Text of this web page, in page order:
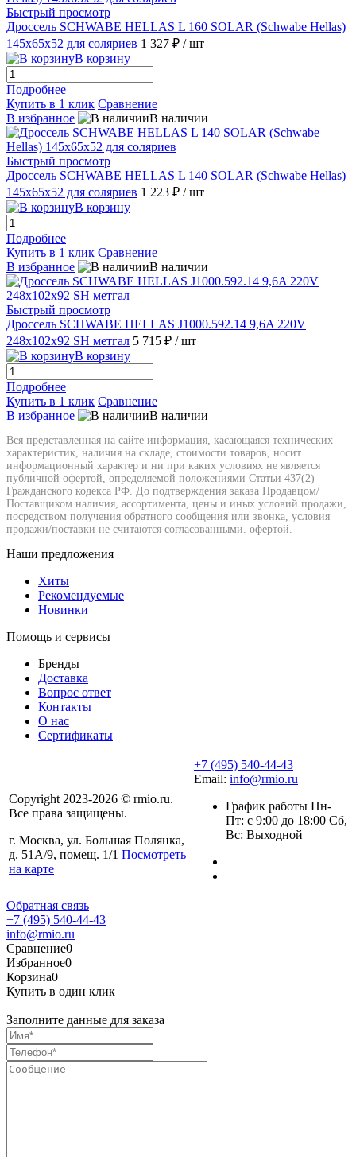
Быстрый просмотр
Дроссель SCHWABE HELLAS L 160 SOLAR (Schwabe Hellas)
145x65x52 для соляриев 1 327 ₽ / шт
В корзину
Подробнее
Купить в 1 клик Сравнение
В избранное
В наличии
Быстрый просмотр
Дроссель SCHWABE HELLAS L 140 SOLAR (Schwabe Hellas)
145x65x52 для соляриев 1 223 ₽ / шт
В корзину
Подробнее
Купить в 1 клик Сравнение
В избранное
В наличии
Быстрый просмотр
Дроссель SCHWABE HELLAS J1000.592.14 9,6A 220V
248x102x92 SH метгал 5 715 ₽ / шт
В корзину
Подробнее
Купить в 1 клик Сравнение
В избранное
В наличии
Вся представленная на сайте информация, касающаяся технических
характеристик, наличия на складе, стоимости товаров, носит
информационный характер и ни при каких условиях не является
публичной офертой, определяемой положениями Статьи 437(2)
Гражданского кодекса РФ. До подтверждения заказа Продавцом/
Поставщиком наличия, ассортимента, цены и иных условий продажи,
посредством получения обратного сообщения или звонка, условия
продажи/поставки не считаются согласованными. офертой.
Наши предложения
Хиты
Рекомендуемые
Новинки
Помощь и сервисы
Бренды
Доставка
Вопрос ответ
Контакты
О нас
Сертификаты
Copyright 2023-2026 © rmio.ru.
Все права защищены.
г. Москва, ул. Большая Полянка,
д. 51А/9, помещ. 1/1 Посмотреть
на карте
+7 (495) 540-44-43
Email: info@rmio.ru
График работы Пн-
Пт: с 9:00 до 18:00 Сб,
Вс: Выходной
Обратная связь
+7 (495) 540-44-43
info@rmio.ru
Сравнение0
Избранное0
Корзина0
Купить в один клик
Заполните данные для заказа